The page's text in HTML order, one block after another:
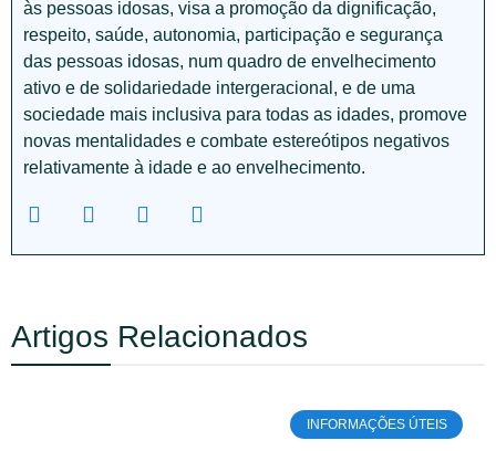
às pessoas idosas, visa a promoção da dignificação,
respeito, saúde, autonomia, participação e segurança
das pessoas idosas, num quadro de envelhecimento
ativo e de solidariedade intergeracional, e de uma
sociedade mais inclusiva para todas as idades, promove
novas mentalidades e combate estereótipos negativos
relativamente à idade e ao envelhecimento.
Artigos Relacionados
INFORMAÇÕES ÚTEIS